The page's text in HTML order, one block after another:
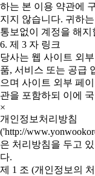
하는 본 이용 약관에
지지 않습니다. 귀하
통보없이 계정을 해
6. 제 3 자 링크
당사는 웹 사이트 외
품, 서비스 또는 공급
으며 사이트 외부 페
관을 포함하되 이에
×
개인정보처리방침
('http://
은 처리방침을 두고
다.
제 1 조 (개인정보의